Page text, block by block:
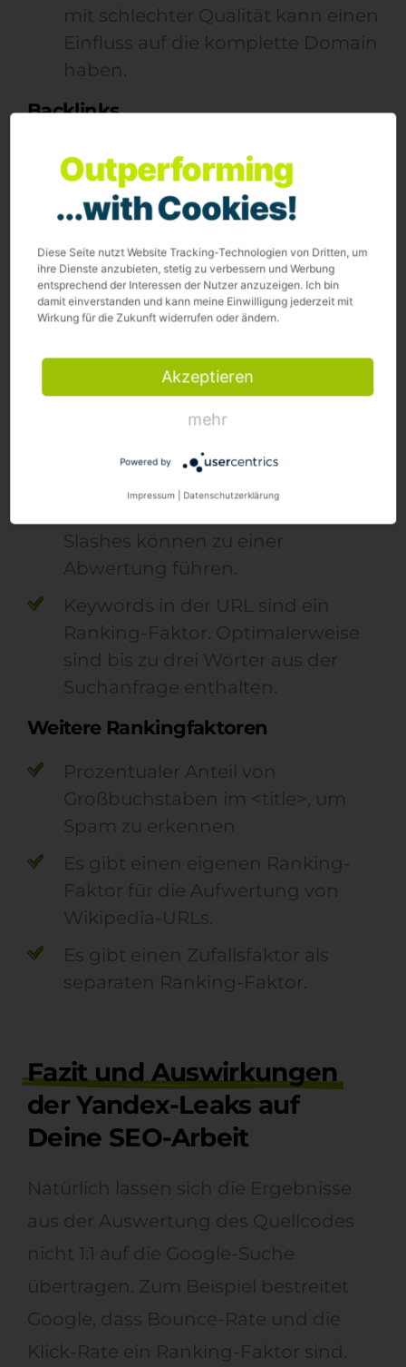
mit schlechter Qualität kann einen
Einfluss auf die komplette Domain
haben.
Backlinks
Alter und Qualität von Backlinks
sind ein Rankingfaktor.
Backlinks von den 100 besten
Websites nach PageRank wirken
sich auf die Platzierung aus.
Backlinks von Hauptseiten sind
Das Verhältnis von„guten
„schlechten“ Backlinks ist ein
Ranking-Faktor.
Slashes können zu einer
Abwertung führen
Keywords in der URL sind ein
Ranking-Faktor Optimalerweise
sind bis zu drei Wörter aus der
Suchanfrage enthalten
Weitere Rankingfaktoren
Prozentualer Anteil von
Großbuchstaben im <title>, um
Spam zu erkennen
Es gibt einen eigenen Ranking-
Faktor für die Aufwertung von
Wikipedia -URLs
Es gibt einen Zufallsfaktor als
separaten Ranking-Faktor.
Fazit und Auswirkungen
der Yandex-Leaks auf
Deine SEO-Arbeit
Natürlich lassen sich die Ergebnisse
aus der Auswertung des Quellcodes
nicht 1:1 auf die Google-Suche
übertragen. Zum Beispiel bestreitet
Google, dass Bounce-Rate und die
Klick-Rate ein Ranking-Faktor sind.
Outperforming
...with Cookies!
Diese Seite nutzt Website Tracking-Technologien von Dritten, um
ihre Dienste anzubieten, stetig zu verbessern und Werbung
entsprechend der Interessen der Nutzer anzuzeigen. Ich bin
damit einverstanden und kann meine Einwilligung jederzeit mit
Wirkung für die Zukunft widerrufen oder ändern.
Akzeptieren
mehr
Powered by
Impressum Datenschutzerklärung